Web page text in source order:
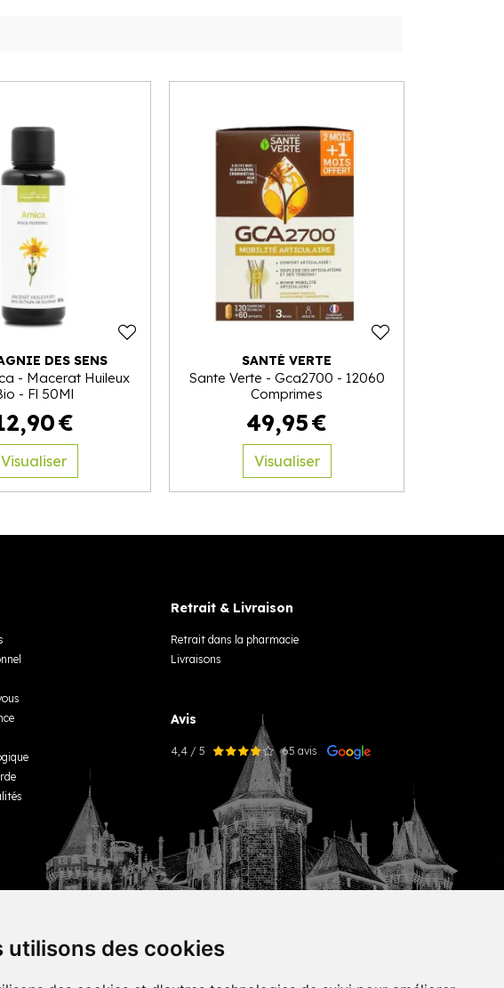
utilisons des cookies
DES SENS
- Macerat Huileux
- Fl 50Ml
,90€
Visualiser
SANTÉ VERTE
Sante Verte - Gca2700 - 12060
Comprimes
49,95€
Visualiser
Retrait & Livraison
Retrait dans la pharmacie
Livraisons
Avis
4,4 / 5 65 avis